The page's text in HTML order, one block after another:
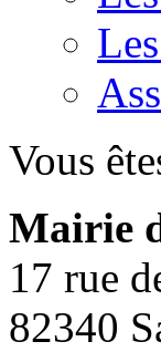
Vous
Mairie
17 rue
82340